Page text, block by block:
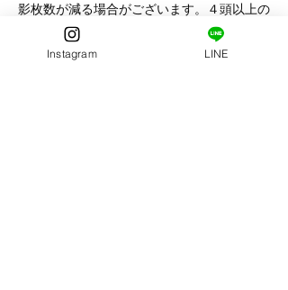
影枚数が減る場合がございます。４頭以上の
場合は2枠のお時間をお取りいただけます。
・お友達と一緒の参加もできます。その場合
は事前にお知らせください。
Instagram LINE